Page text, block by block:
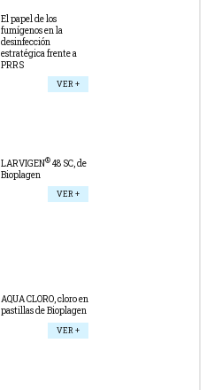
El papel de los
fumígenos en la
desinfección
estratégica frente a
PRRS
VER +
LARVIGEN®48 SC, de
Bioplagen
VER +
AQUA CLORO, cloro en
pastillas de Bioplagen
VER +